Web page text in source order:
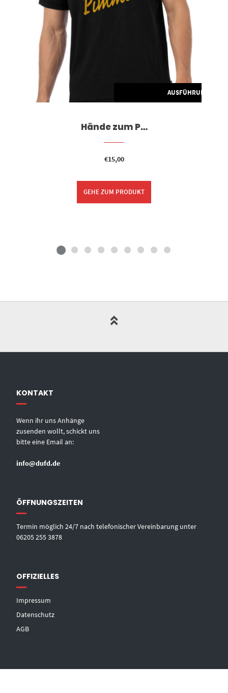
AUSFÜHRUNG
Hände zum P…
€15,00
GEHE ZUM PRODUKT
KONTAKT
Wenn ihr uns Anhänge
zusenden wollt, schickt uns
bitte eine Email an:
info@dufd.de
ÖFFNUNGSZEITEN
Termin möglich 24/7 nach telefonischer Vereinbarung unter
06205 255 3878
OFFIZIELLES
Impressum
Datenschutz
AGB